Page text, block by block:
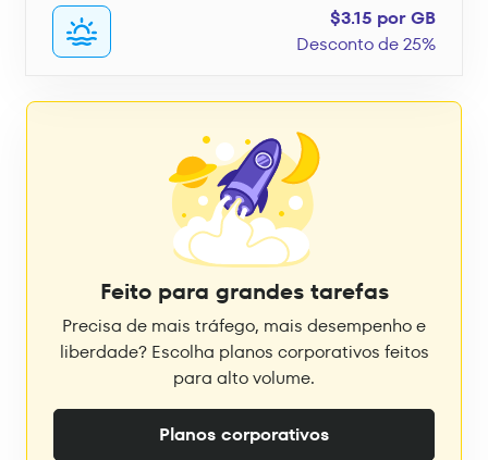
$3.15 por GB
Desconto de 25%
Feito para grandes tarefas
Precisa de mais tráfego, mais desempenho e
liberdade? Escolha planos corporativos feitos
para alto volume.
Planos corporativos